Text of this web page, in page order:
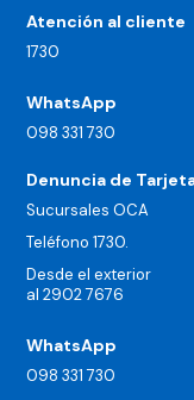
Atención al cliente
1730
WhatsApp
098 331 730
Denuncia de
Sucursales OCA
Teléfono 1730.
Desde el exterior
al 2902 7676
WhatsApp
098 331 730